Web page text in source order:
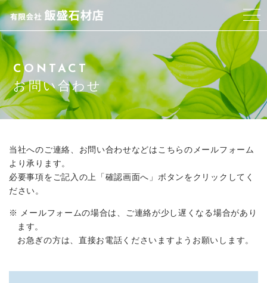
当社について
代表者ご挨拶
サービス紹介
アクセス
よくある質問
ブログ
お問い合わせ
CONTACT
お問い合わせ
当社へのご連絡、お問い合わせなどはこちらのメールフォーム
より承ります。
必要事項をご記入の上「確認画面へ」ボタンをクリックしてく
ださい。
メールフォームの場合は、ご連絡が少し遅くなる場合があり
ます。
お急ぎの方は、直接お電話くださいますようお願いします。